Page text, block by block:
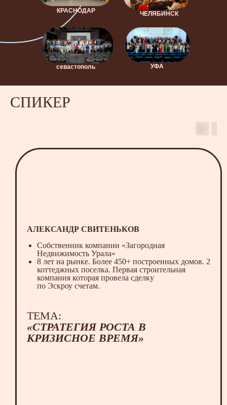
УФА
севастополь
КРАСНОДАР ЧЕЛЯБИНСК
СПИКЕР
АЛЕКСАНДР СВИТЕНЬКОВ
Собственник компании «Загородная
Недвижимость Урала»
8 лет на рынке. Более 450+ построенных домов. 2
коттеджных поселка. Первая строительная
компания которая провела сделку
по Эскроу счетам.
ТЕМА:
«СТРАТЕГИЯ РОСТА В
КРИЗИСНОЕ ВРЕМЯ»